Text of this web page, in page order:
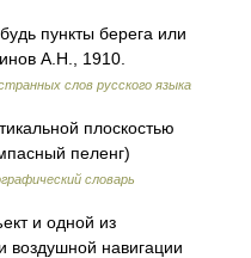
пункты берега или
А.Н., 1910.
слов русского языка
плоскостью
пеленг)
словарь
и одной из
воздушной навигации